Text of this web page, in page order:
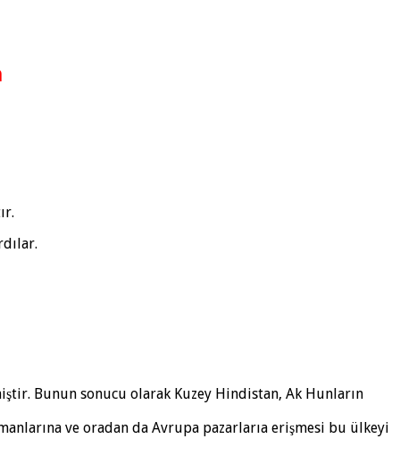
Bunun sonucu olarak Kuzey Hindistan, Ak Hunların
ve oradan da Avrupa pazarlarıa erişmesi bu ülkeyi